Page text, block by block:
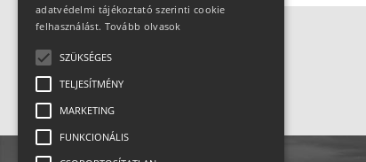
adatvédelmi tájékoztató szerinti cookie
felhasználást. Tovább olvasok
SZÜKSÉGES
TELJESÍTMÉNY
MARKETING
FUNKCIONÁLIS